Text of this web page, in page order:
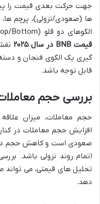
جهت حرکت بعدی قیمت را
الگوهای دو قلو (Double Top/Bottom) می توانند در پیش بینی
قیمت BNB در سال ۲۰۲۵
گیری یک الگوی فنجان و
قابل توجه باشد.
بررسی حجم
حجم معاملات، میزان
افزایش حجم معاملات در
صعودی است و کاهش حجم در
تحلیل های قیمتی، می
دهد.